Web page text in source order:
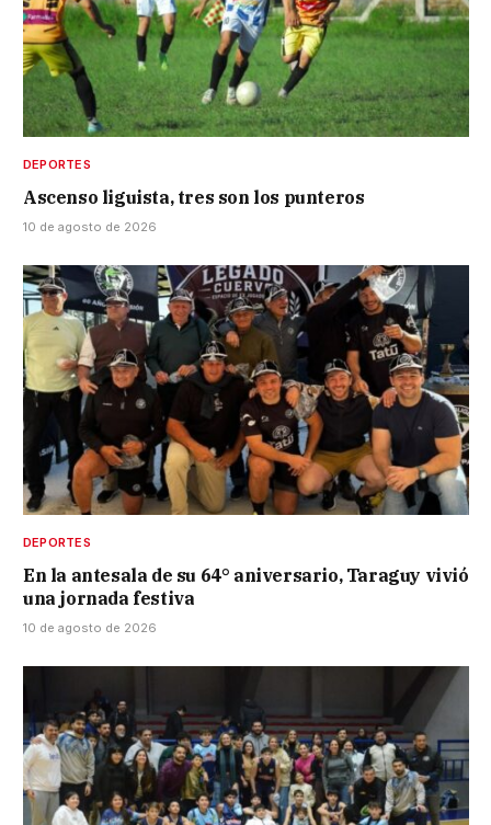
DEPORTES
Ascenso liguista, tres son los punteros
10 de agosto de 2026
DEPORTES
En la antesala de su 64° aniversario, Taraguy vivió
una jornada festiva
10 de agosto de 2026